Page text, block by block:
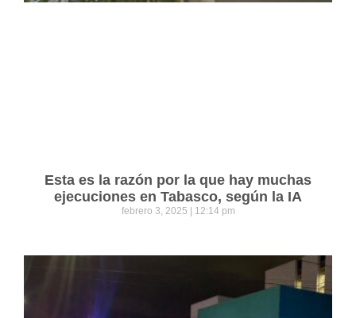
Esta es la razón por la que hay muchas
ejecuciones en Tabasco, según la IA
febrero 3, 2025 12:14 pm